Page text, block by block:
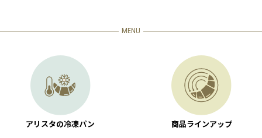
MENU
アリスタの冷凍パン 商品ラインアップ